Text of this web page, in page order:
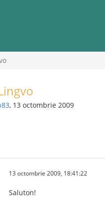
, 13 octombrie 2009
13 octombrie 2009, 18:41:22
Saluton!